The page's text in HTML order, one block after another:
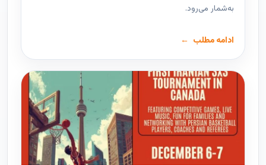
به‌شمار می‌رود.
ادامه مطلب